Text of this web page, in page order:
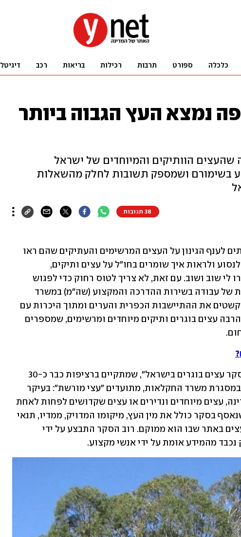
כלכלה ספורט תרבות רכילות בריאות רכב דיגיטל
נמצא העץ הגבוה ביותר
לט"ו בשבט: מזה 30 שנה שהעצים הוותיקים והמיוחדים של ישראל
בשימורם ושמספק תשובות לחלק מהשאלות
38 תגובות
נכבד מהמידע אומת על ידי אנשי מקצוע.